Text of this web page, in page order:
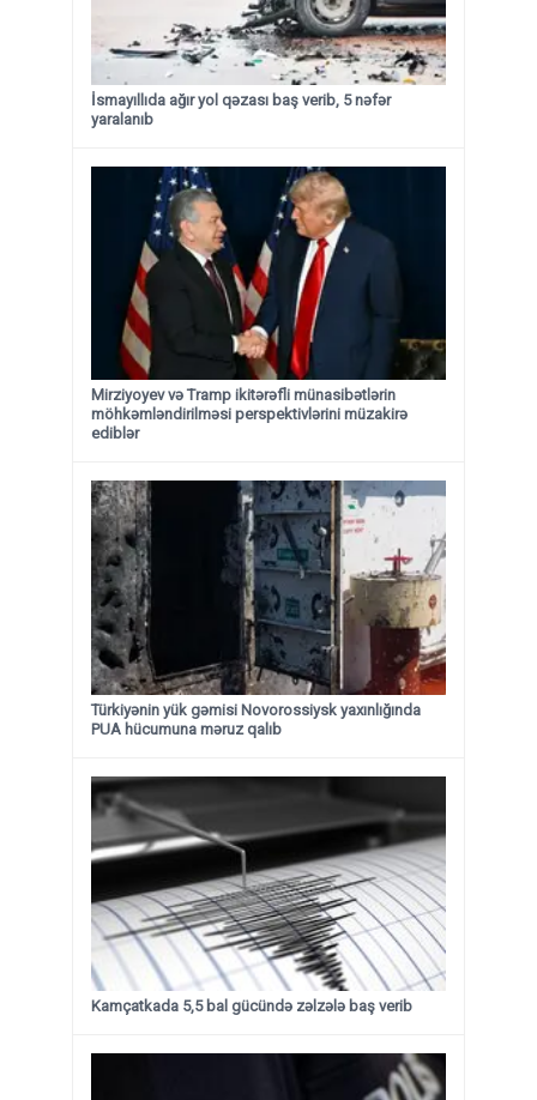
İsmayıllıda ağır yol qəzası baş verib, 5 nəfər
yaralanıb
Mirziyoyev və Tramp ikitərəfli münasibətlərin
möhkəmləndirilməsi perspektivlərini müzakirə
ediblər
Türkiyənin yük gəmisi Novorossiysk yaxınlığında
PUA hücumuna məruz qalıb
Kamçatkada 5,5 bal gücündə zəlzələ baş verib